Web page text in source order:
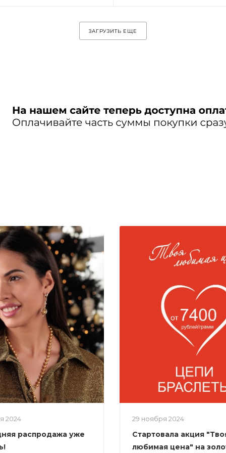
ЗАГРУЗИТЬ ЕЩЕ
2024
распродажа уже
29 ноября 2024
Стартовала акция
любимая цена" на